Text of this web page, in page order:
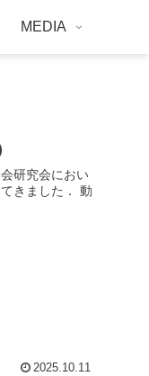
MEDIA
研究会におい
きました． 動
2025.10.11